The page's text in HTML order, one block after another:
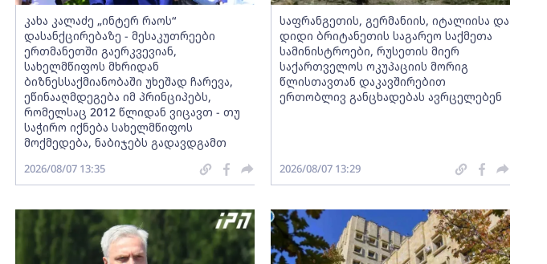
კახა კალაძე „ინტერ რაოს“
დასანქცირებაზე - მესაკუთრეები
ერთმანეთში გაერკვევიან,
სახელმწიფოს მხრიდან
ბიზნესსაქმიანობაში უხეშად ჩარევა,
ეწინააღმდეგება იმ პრინციპებს,
რომელსაც 2012 წლიდან ვიცავთ - თუ
საჭირო იქნება სახელმწიფოს
მოქმედება, ნაბიჯებს გადავდგამთ
2026/08/07 13:35
საფრანგეთის, გერმანიის, იტალიისა და
დიდი ბრიტანეთის საგარეო საქმეთა
სამინისტროები, რუსეთის მიერ
საქართველოს ოკუპაციის მორიგ
წლისთავთან დაკავშირებით
ერთობლივ განცხადებას ავრცელებენ
2026/08/07 13:29